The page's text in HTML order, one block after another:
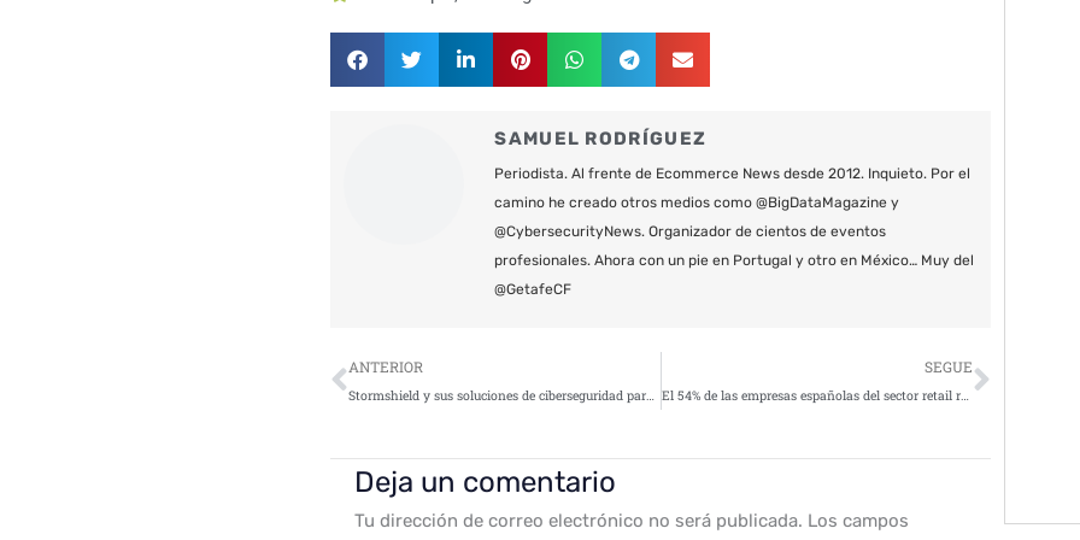
SAMUEL RODRÍGUEZ
Periodista. Al frente de Ecommerce News desde 2012. Inquieto. Por el
camino he creado otros medios como @BigDataMagazine y
@CybersecurityNews. Organizador de cientos de eventos
profesionales. Ahora con un pie en Portugal y otro en México… Muy del
@GetafeCF
Ant
ANTERIOR
Stormshield y sus soluciones de ciberseguridad para infraestructuras TI y OT
SEGUE
El 54% de las empresas españolas del sector retail reconocen haber sufrido algún ciberataque
Deja un comentario
Tu dirección de correo electrónico no será publicada. Los campos